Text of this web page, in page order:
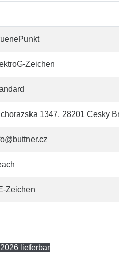
Zeichen
1347, 28201 Cesky
Zeichen
lieferbar